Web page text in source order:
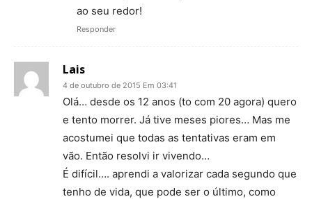
ao seu redor!
Responder
Lais
4 de outubro de 2015 Em 03:41
Olá… desde os 12 anos (to com 20 agora) quero
e tento morrer. Já tive meses piores… Mas me
acostumei que todas as tentativas eram em
vão. Então resolvi ir vivendo…
É difícil…. aprendi a valorizar cada segundo que
tenho de vida, que pode ser o último, como